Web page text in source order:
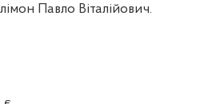
Павло Віталійович.